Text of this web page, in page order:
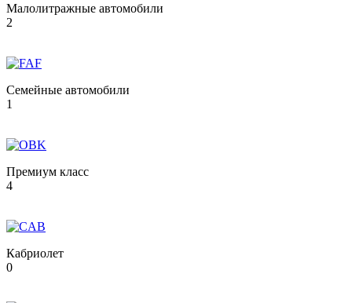
Малолитражные автомобили
2
Семейные автомобили
1
Премиум класс
4
Кабриолет
0